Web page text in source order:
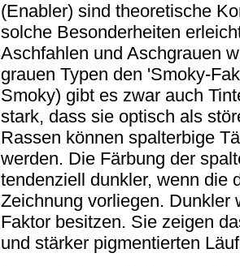
(Enabler) sind theoretische
solche Besonderheiten
Aschfahlen und Aschgrauen
grauen Typen den 'Smoky-
Smoky) gibt es zwar auch
stark, dass sie optisch als
Rassen können spalterbige
werden. Die Färbung der
tendenziell dunkler, wenn die
Zeichnung vorliegen. Dunkler
Faktor besitzen. Sie zeigen
und stärker pigmentierten